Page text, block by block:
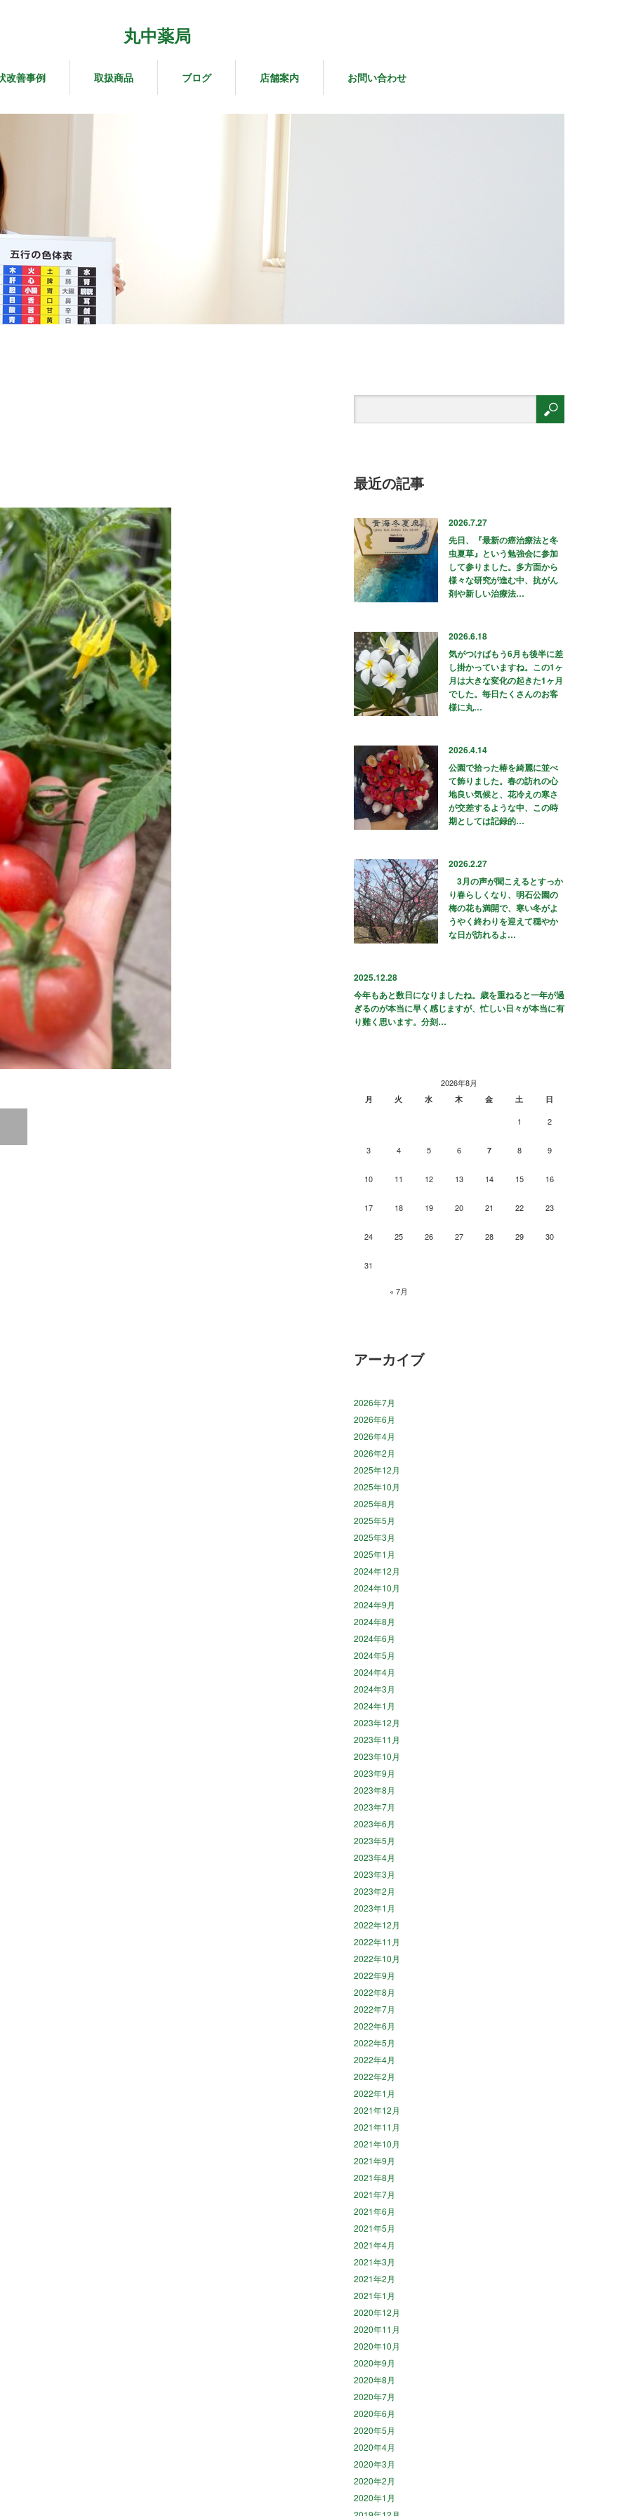
丸中薬局
改善事例 取扱商品 ブログ 店舗案内 お問い合わせ
最近の記事
2026.7.27
先日、『最新の癌治療法と冬
虫夏草』という勉強会に参加
して参りました。多方面から
様々な研究が進む中、抗がん
剤や新しい治療法…
2026.6.18
気がつけばもう6月も後半に差
し掛かっていますね。この1ヶ
月は大きな変化の起きた1ヶ月
でした。毎日たくさんのお客
様に丸…
2026.4.14
公園で拾った椿を綺麗に並べ
て飾りました。春の訪れの心
地良い気候と、花冷えの寒さ
が交差するような中、この時
期としては記録的…
2026.2.27
3月の声が聞こえるとすっか
り春らしくなり、明石公園の
梅の花も満開で、寒い冬がよ
うやく終わりを迎えて穏やか
な日が訪れるよ…
2025.12.28
今年もあと数日になりましたね。歳を重ねると一年が過
ぎるのが本当に早く感じますが、忙しい日々が本当に有
り難く思います。分刻…
2026年8月
月 火 水 木 金 土 日
« 7月
1 2
3 4 5 6 7 8 9
10 11 12 13 14 15 16
17 18 19 20 21 22 23
24 25 26 27 28 29 30
31
アーカイブ
2026年7月
2026年6月
2026年4月
2026年2月
2025年12月
2025年10月
2025年8月
2025年5月
2025年3月
2025年1月
2024年12月
2024年10月
2024年9月
2024年8月
2024年6月
2024年5月
2024年4月
2024年3月
2024年1月
2023年12月
2023年11月
2023年10月
2023年9月
2023年8月
2023年7月
2023年6月
2023年5月
2023年4月
2023年3月
2023年2月
2023年1月
2022年12月
2022年11月
2022年10月
2022年9月
2022年8月
2022年7月
2022年6月
2022年5月
2022年4月
2022年2月
2022年1月
2021年12月
2021年11月
2021年10月
2021年9月
2021年8月
2021年7月
2021年6月
2021年5月
2021年4月
2021年3月
2021年2月
2021年1月
2020年12月
2020年11月
2020年10月
2020年9月
2020年8月
2020年7月
2020年6月
2020年5月
2020年4月
2020年3月
2020年2月
2020年1月